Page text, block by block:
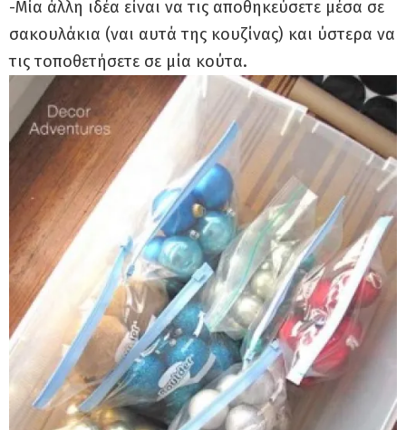
-Μία άλλη ιδέα είναι να τις αποθηκεύσετε μέσα σε
σακουλάκια (ναι αυτά της κουζίνας) και ύστερα να
τις τοποθετήσετε σε μία κούτα.